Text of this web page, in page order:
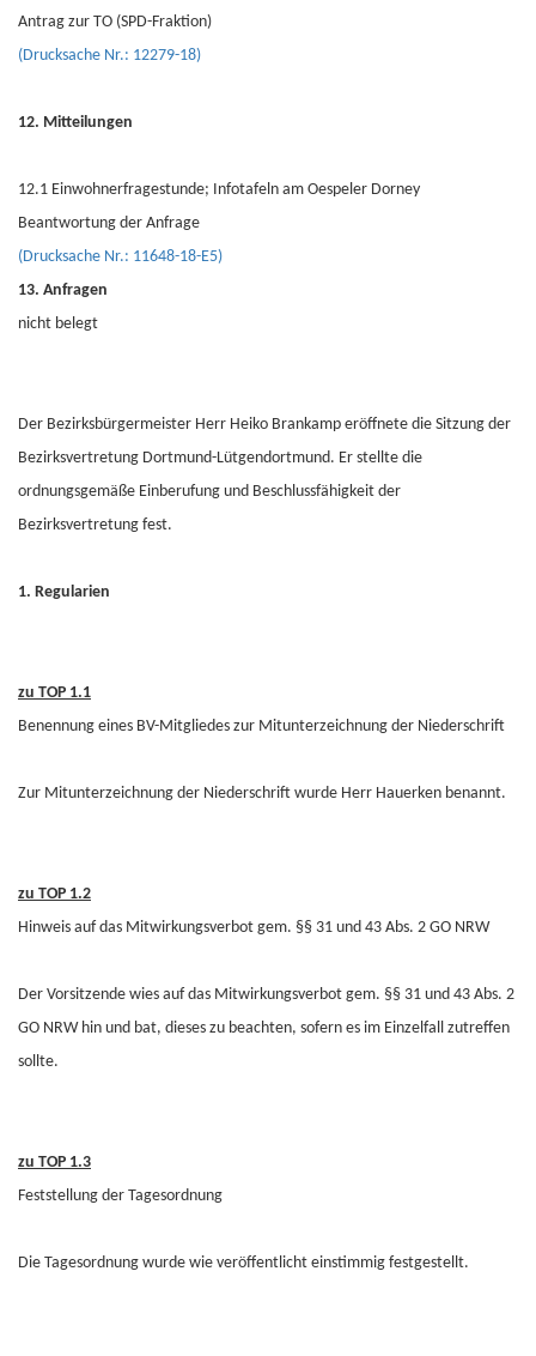
Antrag zur TO (SPD-Fraktion)
(Drucksache Nr.: 12279-18)
12. Mitteilungen
12.1 Einwohnerfragestunde; Infotafeln am Oespeler Dorney
Beantwortung der Anfrage
(Drucksache Nr.: 11648-18-E5)
13. Anfragen
nicht belegt
Der Bezirksbürgermeister Herr Heiko Brankamp eröffnete die Sitzung der
Bezirksvertretung Dortmund-Lütgendortmund. Er stellte die
ordnungsgemäße Einberufung und Beschlussfähigkeit der
Bezirksvertretung fest.
1. Regularien
zu TOP 1.1
Benennung eines BV-Mitgliedes zur Mitunterzeichnung der Niederschrift
Zur Mitunterzeichnung der Niederschrift wurde Herr Hauerken benannt.
zu TOP 1.2
Hinweis auf das Mitwirkungsverbot gem. §§ 31 und 43 Abs. 2 GO NRW
Der Vorsitzende wies auf das Mitwirkungsverbot gem. §§ 31 und 43 Abs. 2
GO NRW hin und bat, dieses zu beachten, sofern es im Einzelfall zutreffen
sollte.
zu TOP 1.3
Feststellung der Tagesordnung
Die Tagesordnung wurde wie veröffentlicht einstimmig festgestellt.